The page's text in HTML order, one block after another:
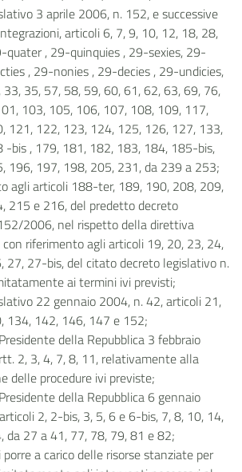
3 aprile 2006, n. 152, e successive
articoli 6, 7, 9, 10, 12, 18, 28,
, 29-quinquies , 29-sexies, 29-
, 29-nonies , 29-decies , 29-undicies,
35, 57, 58, 59, 60, 61, 62, 63, 69, 76,
103, 105, 106, 107, 108, 109, 117,
121, 122, 123, 124, 125, 126, 127, 133,
-bis , 179, 181, 182, 183, 184, 185-bis,
196, 197, 198, 205, 231, da 239 a 253;
agli articoli 188-ter, 189, 190, 208, 209,
215 e 216, del predetto decreto
2006, nel rispetto della direttiva
riferimento agli articoli 19, 20, 23, 24,
27, 27-bis, del citato decreto legislativo n.
ai termini ivi previsti;
22 gennaio 2004, n. 42, articoli 21,
134, 142, 146, 147 e 152;
della Repubblica 3 febbraio
2, 3, 4, 7, 8, 11, relativamente alla
delle procedure ivi previste;
della Repubblica 6 gennaio
2, 2-bis, 3, 5, 6 e 6-bis, 7, 8, 10, 14,
da 27 a 41, 77, 78, 79, 81 e 82;
a carico delle risorse stanziate per